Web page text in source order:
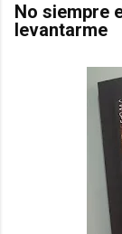
No siempre
levantarme